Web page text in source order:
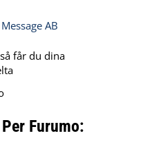
AB
Furumo: